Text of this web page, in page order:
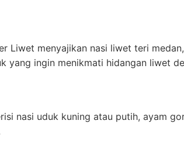
Liwet menyajikan nasi liwet teri
yang ingin menikmati hidangan liwet
nasi uduk kuning atau putih, ayam